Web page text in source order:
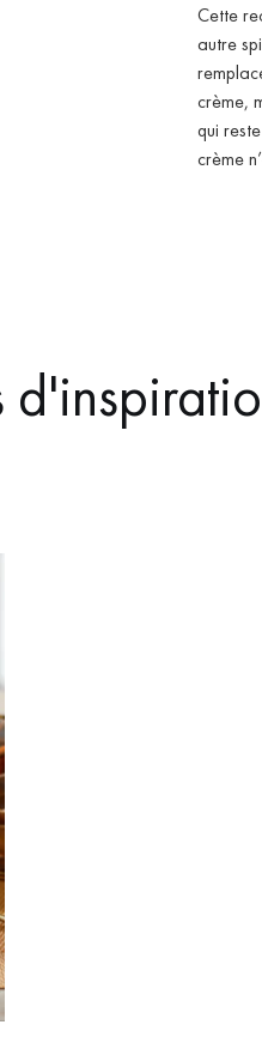
Cette
autre
crème,
qui
crème